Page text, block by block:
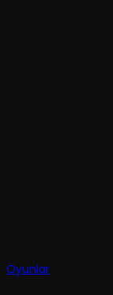
Oyunlar